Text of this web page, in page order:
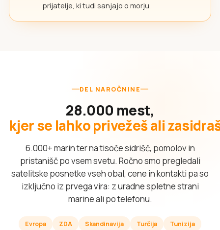
prijatelje, ki tudi sanjajo o morju.
DEL NAROČNINE
28.000 mest,
kjer se lahko privežeš ali
6.000+ marin ter na tisoče sidrišč, pomolov in
pristanišč po vsem svetu. Ročno smo pregledali
satelitske posnetke vseh obal, cene in kontakti pa so
izključno iz prvega vira: z uradne spletne strani
marine ali po telefonu.
Evropa ZDA Skandinavija Turčija
Tunizija